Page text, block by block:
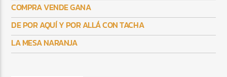
COMPRA VENDE GANA
DE POR AQUÍ Y POR ALLÁ CON TACHA
LA MESA NARANJA